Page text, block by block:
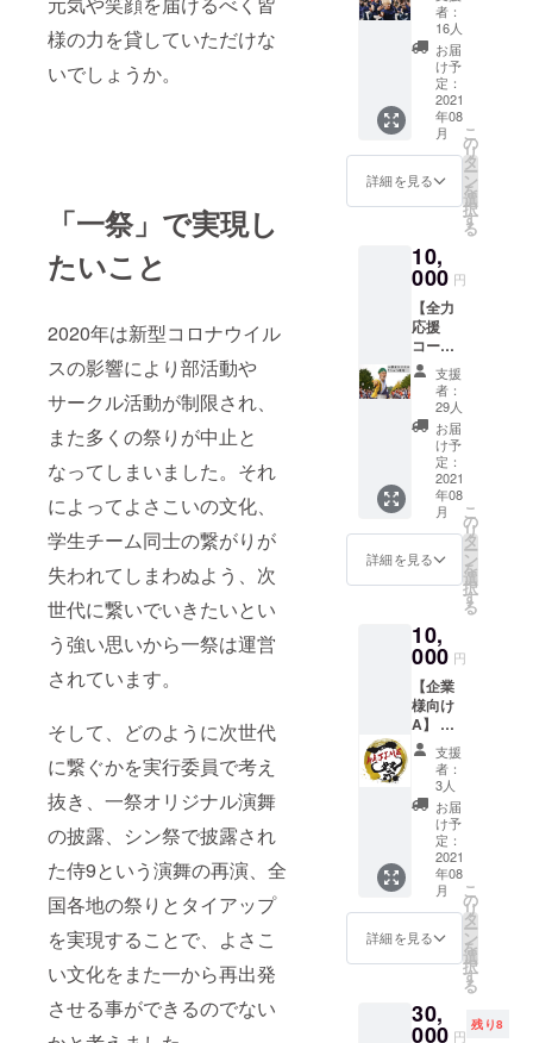
様の力を貸していただけな
いでしょうか。
「一祭」で実現し
たいこと
2020年は新型コロナウイル
スの影響により部活動や
サークル活動が制限され、
また多くの祭りが中止と
なってしまいました。それ
によってよさこいの文化、
学生チーム同士の繋がりが
失われてしまわぬよう、次
世代に繋いでいきたいとい
う強い思いから一祭は運営
されています。
そして、どのように次世代
に繋ぐかを実行委員で考え
抜き、一祭オリジナル演舞
の披露、シン祭で披露され
た侍9という演舞の再演、全
国各地の祭りとタイアップ
を実現することで、よさこ
い文化をまた一から再出発
させる事ができるのでない
援時に
は必ず
備考欄
にご希
望のお
名前を
ご記入
くださ
掲載不
要の場
をご記
入くだ
さい。
※記入が
ない場
合は
CAMPF
IREにて
使用さ
れてい
るハン
ドル
ネーム
を使用
させて
きま
す。 ※
比喩す
るお名
前や公
序良俗
に反す
るお名
前は掲
載をお
断りす
る事が
御座い
ます。
持ちを
込めて
メッ
セージ
カード
を送ら
せてい
ただき
ます。
さら
ングで
流す映
像に支
援者様
のご希
望のお
名前を
掲載さ
せてい
ただき
ます。
〈備考
欄ご記
入必須
項目〉
ドロー
ル掲載
援時に
は必ず
備考欄
にご希
望のお
名前を
ご記入
くださ
い。 ※
掲載不
要の場
合は、
その旨
をご記
入くだ
※記入が
ない場
IREにて
使用さ
り、感
謝の気
持ちを
込めて
動画を
送らせ
ていた
だきま
す。 一
祭限定
しま
す。ま
た、一
祭実行
委員よ
り、感
謝の気
持ちを
込めて
メッ
セージ
カード
を送ら
せてい
ただき
ます。
さら
ングで
流す映
像に支
援者様
のご希
望のお
名前を
掲載さ
せてい
ただき
ます。
〈備考
欄ご記
入必須
項目〉
ドロー
ル掲載
援時に
は必ず
一祭最
優先席
チケッ
ト ・一
祭オリ
ジナル
ステッ
カー送
付 ・感
謝の
メッ
セージ
送付 ・
エンド
ロール
にお名
前を記
載 一祭
当日に
ステー
ジを特
に見や
すい観
客席を
ご用意
させて
いただ
きま
す。 一
供いた
しま
す。ま
た、一
祭実行
委員よ
り、感
謝の気
持ちを
込めて
メッ
セージ
カード
を送ら
せてい
ただき
ます。
ンディ
ングで
者：
16人
お届
け予
定：
2021
年08
月
詳細を見る
こ
の
リ
タ
ー
ン
を
選
択
す
る
10,
000 円
【全力
応援
コース
B】 ・
一祭オ
リジナ
ルTシャ
ツ ・一
祭オリ
ジナル
ステッ
カー送
付 ・感
謝の
メッ
セージ
送付 ・
エンド
ロール
にお名
前を記
載 一祭
限定
グッズ
をご提
供いた
しま
す。ま
た、一
祭実行
委員よ
り、感
謝の気
セージ
カード
支援
者：
29人
お届
け予
定：
2021
年08
月
詳細を見る
こ
の
リ
タ
ー
ン
を
選
択
す
る
10,
000 円
【企業
様向け
A】 ・
感謝の
メッ
セージ
カード
送付 ・
エンド
ロール
に企業
様名記
載 ・パ
ンフ
レット
に広告
分の1〜
4分の1
支援
者：
3人
お届
け予
定：
2021
年08
月
詳細を見る
こ
の
リ
タ
ー
ン
を
選
択
す
る
30,
000 円
残り8